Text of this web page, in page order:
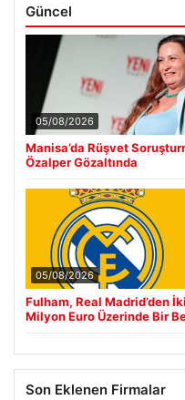
Güncel
05/08/2026
Manisa’da Rüşvet
Özalper Gözaltında
05/08/2026
Fulham, Real Madrid’den
Milyon Euro Üzerinde Bir
Son Eklenen Firmalar